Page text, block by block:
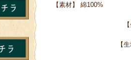
【素材】 綿100%
【生地幅
【生地の種類